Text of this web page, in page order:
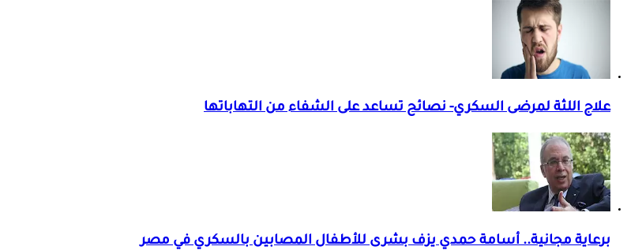
علاج اللثة لمرضى السكري- نصائح تساعد على الشفاء من التهاباتها
برعاية مجانية.. أسامة حمدي يزف بشرى للأطفال المصابين بالسكري في مصر